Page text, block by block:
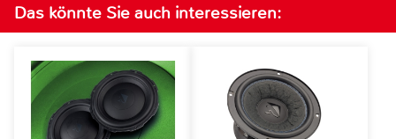
Das könnte Sie auch interessieren: